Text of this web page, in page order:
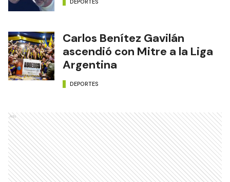
Carlos Benítez Gavilán
ascendió con Mitre a la Liga
Argentina
DEPORTES
Ads